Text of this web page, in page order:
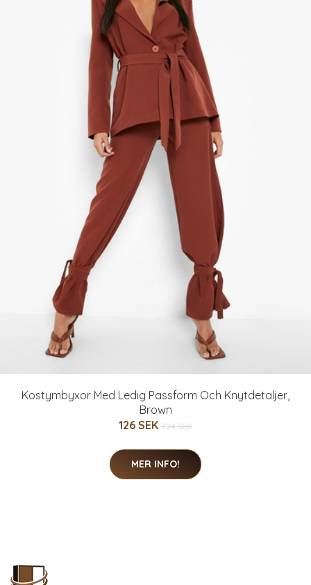
Kostymbyxor Med Ledig Passform Och Knytdetaljer,
Brown
126 SEK 324 SEK
MER INFO!